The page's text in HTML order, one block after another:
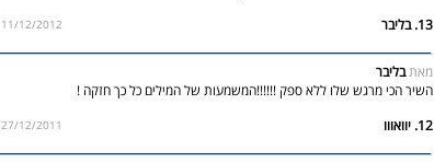
13. בליבר
11/12/2012 - 13:58
מאתבליבר
השיר הכי מרגש שלו ללא ספק !!!!!!המשמעות של המילים כל כך חזקה !
12. יוואווו
27/12/2011 - 19:13